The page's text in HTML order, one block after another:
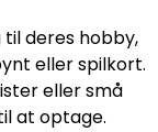
deres hobby,
eller spilkort.
eller små
at optage.